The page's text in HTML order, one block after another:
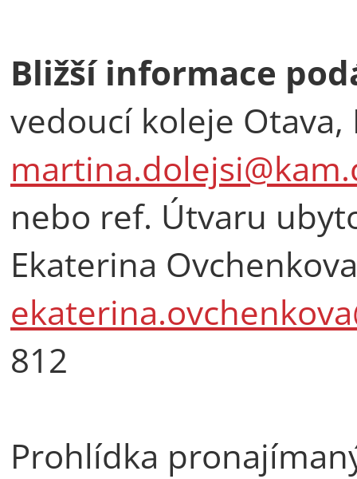
Bližší informace
vedoucí koleje
nebo ref. Útvaru
Ekaterina
812
Prohlídka